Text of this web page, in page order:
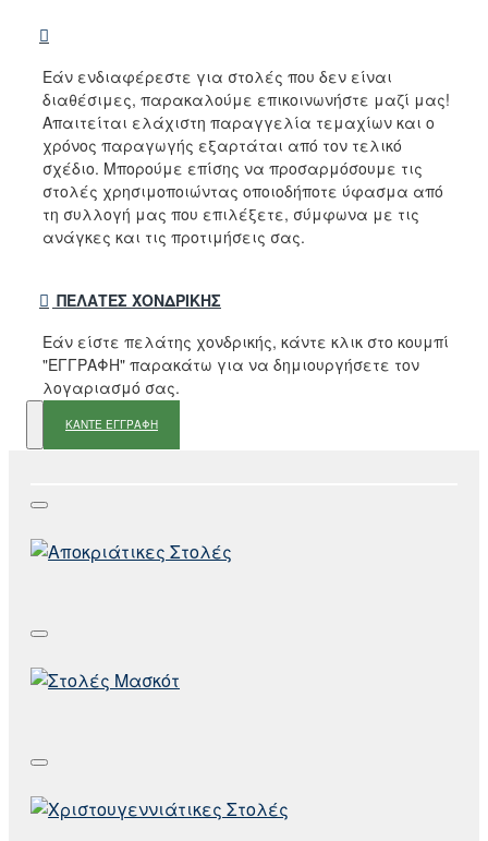
Εάν ενδιαφέρεστε για στολές που δεν είναι
διαθέσιμες, παρακαλούμε επικοινωνήστε μαζί μας!
Απαιτείται ελάχιστη παραγγελία τεμαχίων και ο
χρόνος παραγωγής εξαρτάται από τον τελικό
σχέδιο. Μπορούμε επίσης να προσαρμόσουμε τις
στολές χρησιμοποιώντας οποιοδήποτε ύφασμα από
τη συλλογή μας που επιλέξετε, σύμφωνα με τις
ανάγκες και τις προτιμήσεις σας.
ΠΕΛΆΤΕΣ ΧΟΝΔΡΙΚΉΣ
Εάν είστε πελάτης χονδρικής, κάντε κλικ στο κουμπί
"ΕΓΓΡΑΦΗ" παρακάτω για να δημιουργήσετε τον
λογαριασμό σας.
ΚΑΝΤΕ ΕΓΓΡΑΦΗ